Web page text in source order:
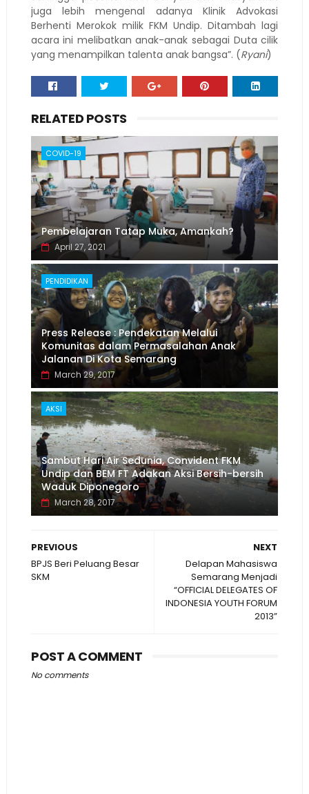
juga lebih mengenal adanya Klinik Advokasi
Berhenti Merokok milik FKM Undip. Ditambah lagi
acara ini melibatkan anak-anak sebagai Duta cilik
yang menampilkan talenta anak bangsa”. (Ryani)
RELATED POSTS
COVID-19
Pembelajaran Tatap Muka, Amankah?
April 27, 2021
PENDIDIKAN
Press Release : Pendekatan Melalui
Komunitas dalam Permasalahan Anak
Jalanan Di Kota Semarang
March 29, 2017
AKSI
Sambut Hari Air Sedunia, Convident FKM
Undip dan BEM FT Adakan Aksi Bersih-bersih
Waduk Diponegoro
March 28, 2017
NEXT
Delapan Mahasiswa
Semarang Menjadi
“OFFICIAL DELEGATES OF
INDONESIA YOUTH FORUM
2013”
PREVIOUS
BPJS Beri Peluang Besar
SKM
POST A COMMENT
No comments